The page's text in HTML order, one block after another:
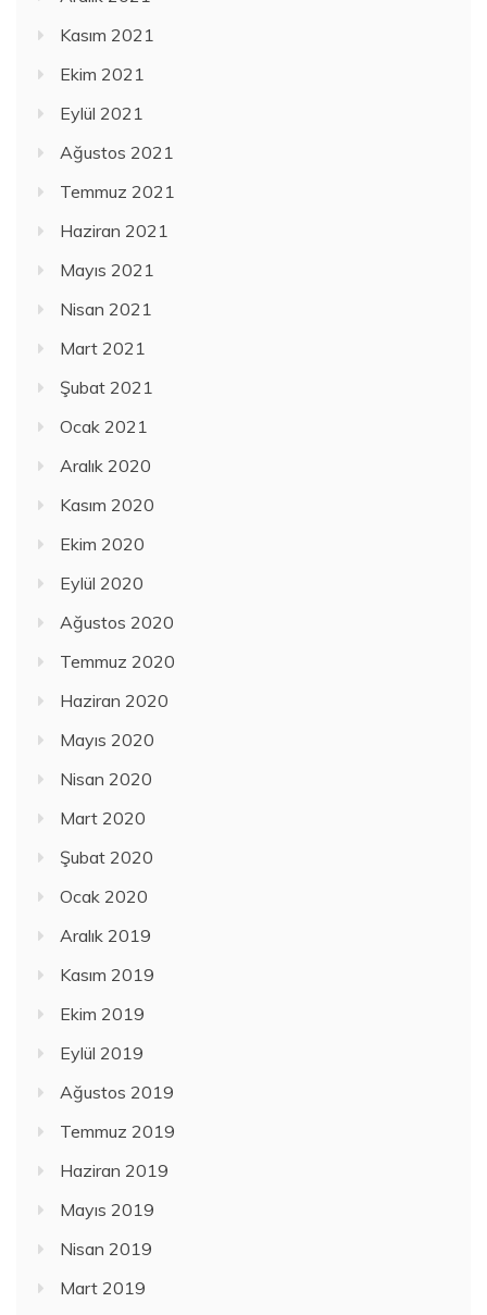
Kasım 2021
Ekim 2021
Eylül 2021
Ağustos 2021
Temmuz 2021
Haziran 2021
Mayıs 2021
Nisan 2021
Mart 2021
Şubat 2021
Ocak 2021
Aralık 2020
Kasım 2020
Ekim 2020
Eylül 2020
Ağustos 2020
Temmuz 2020
Haziran 2020
Mayıs 2020
Nisan 2020
Mart 2020
Şubat 2020
Ocak 2020
Aralık 2019
Kasım 2019
Ekim 2019
Eylül 2019
Ağustos 2019
Temmuz 2019
Haziran 2019
Mayıs 2019
Nisan 2019
Mart 2019